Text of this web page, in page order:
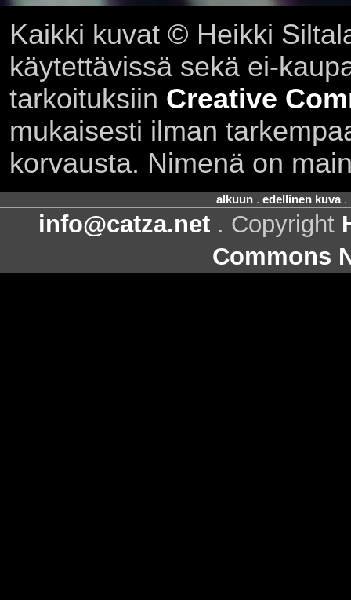
Kaikki kuvat © Heikki
käytettävissä sekä ei-
tarkoituksiin Creative
mukaisesti ilman
korvausta. Nimenä on
alkuun. edellinen kuva.
info@catza.net . Copyright
Commons